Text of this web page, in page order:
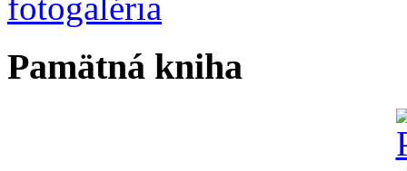
Pamätná kniha